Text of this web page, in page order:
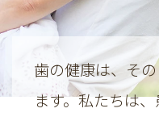
す。
ゴールデンウィー
す。
5月3日(日)～5月6日(
歯の健康は、そ
ます。私たちは